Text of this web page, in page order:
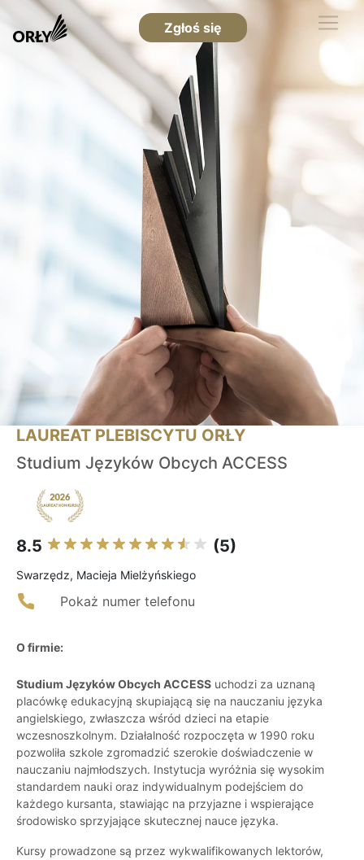
Zgłoś się
LAUREAT PLEBISCYTU ORŁY
Studium Języków Obcych ACCESS
8.5 (5)
Swarzędz, Macieja Mielżyńskiego
Pokaż numer telefonu
O firmie:
Studium Języków Obcych ACCESS uchodzi za uznaną
placówkę edukacyjną skupiającą się na nauczaniu języka
angielskiego, zwłaszcza wśród dzieci na etapie
wczesnoszkolnym. Działalność rozpoczęta w 1990 roku
pozwoliła szkole zgromadzić szerokie doświadczenie w
nauczaniu najmłodszych. Instytucja wyróżnia się wysokim
standardem nauki oraz indywidualnym podejściem do
każdego kursanta, stawiając na przyjazne i wspierające
środowisko sprzyjające skutecznej nauce języka.
Kursy prowadzone są przez wykwalifikowanych lektorów,